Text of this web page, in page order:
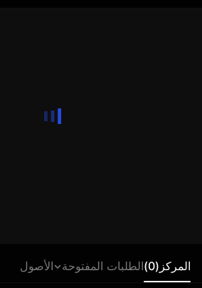
المركز(0) الطلبات المفتوحة الأصول